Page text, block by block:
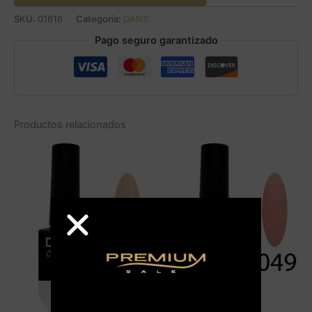
SKU: 01616 Categoría: DANS
Pago seguro garantizado
Productos relacionados